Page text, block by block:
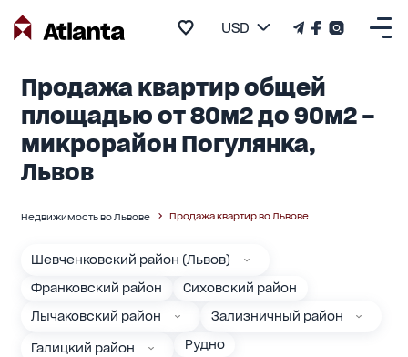
USD
Продажа квартир общей
площадью от 80м2 до 90м2 –
микрорайон Погулянка,
Львов
Недвижимость во Львове Продажа квартир во Львове
Шевченковский район (Львов)
Франковский район
Сиховский район
Лычаковский район
Зализничный район
Галицкий район Рудно